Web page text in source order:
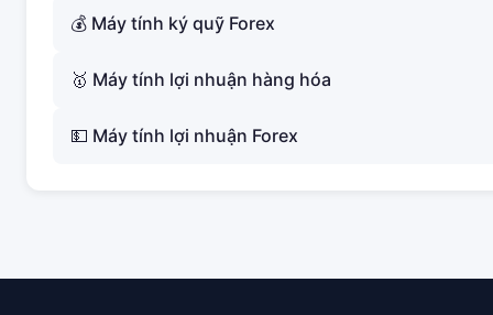
💰 Máy tính ký quỹ Forex
🥇 Máy tính lợi nhuận hàng hóa
💵 Máy tính lợi nhuận Forex